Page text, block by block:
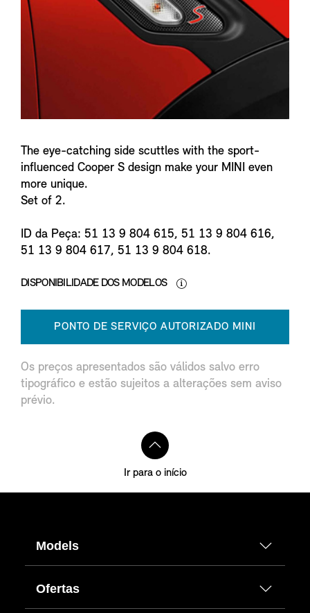
The eye-catching side scuttles with the sport-
influenced Cooper S design make your MINI even
more unique.
Set of 2.
ID da Peça: 51 13 9 804 615, 51 13 9 804 616,
51 13 9 804 617, 51 13 9 804 618.
DISPONIBILIDADE DOS MODELOS
PONTO DE SERVIÇO AUTORIZADO MINI
Os preços apresentados são válidos salvo erro
tipográfico e estão sujeitos a alterações sem aviso
prévio.
Ir para o início
Models
Ofertas